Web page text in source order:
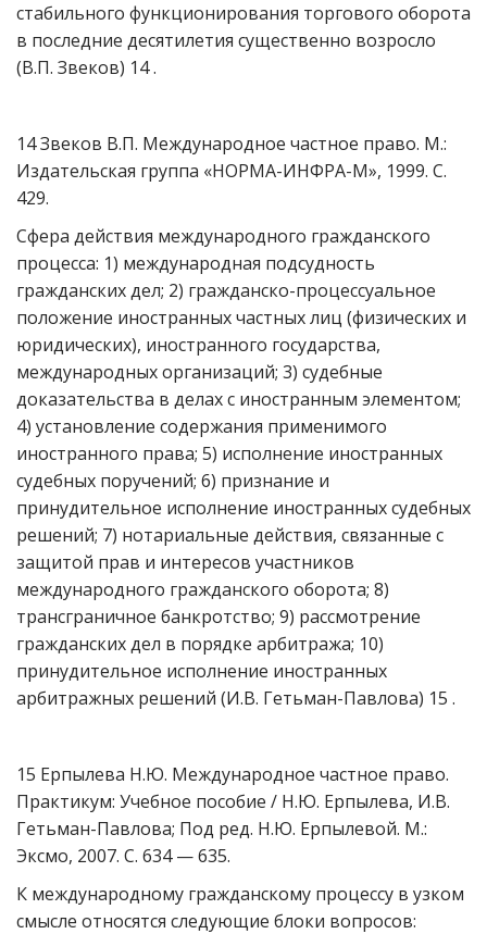
стабильного функционирования торгового оборота
в последние десятилетия существенно возросло
(В.П. Звеков) 14 .
14 Звеков В.П. Международное частное право. М.:
Издательская группа «НОРМА-ИНФРА-М», 1999. С.
429.
Сфера действия международного гражданского
процесса: 1) международная подсудность
гражданских дел; 2) гражданско-процессуальное
положение иностранных частных лиц (физических и
юридических), иностранного государства,
международных организаций; 3) судебные
доказательства в делах с иностранным элементом;
4) установление содержания применимого
иностранного права; 5) исполнение иностранных
судебных поручений; 6) признание и
принудительное исполнение иностранных судебных
решений; 7) нотариальные действия, связанные с
защитой прав и интересов участников
международного гражданского оборота; 8)
трансграничное банкротство; 9) рассмотрение
гражданских дел в порядке арбитража; 10)
принудительное исполнение иностранных
арбитражных решений (И.В. Гетьман-Павлова) 15 .
15 Ерпылева Н.Ю. Международное частное право.
Практикум: Учебное пособие / Н.Ю. Ерпылева, И.В.
Гетьман-Павлова; Под ред. Н.Ю. Ерпылевой. М.:
Эксмо, 2007. С. 634 — 635.
К международному гражданскому процессу в узком
смысле относятся следующие блоки вопросов: